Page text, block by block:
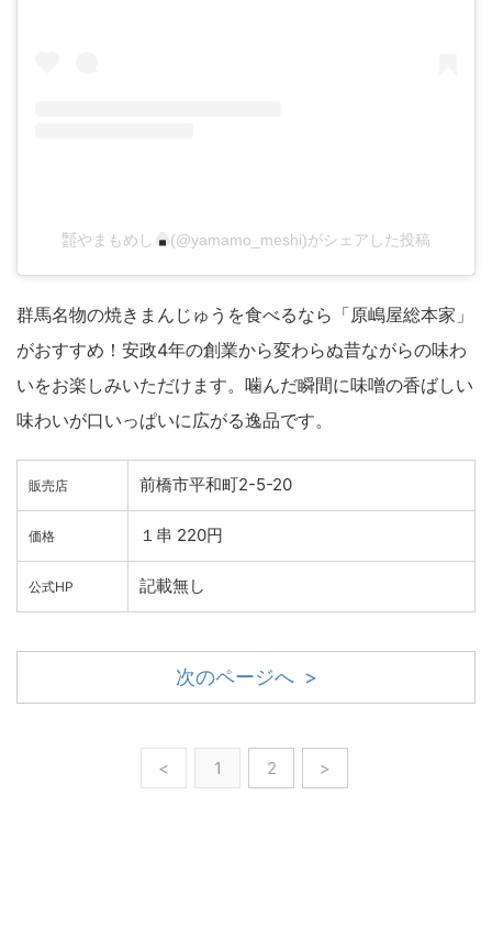
㍿やまもめし (@yamamo_meshi)がシェアした投稿
群馬名物の焼きまんじゅうを食べるなら「原嶋屋総本家」
がおすすめ！安政4年の創業から変わらぬ昔ながらの味わ
いをお楽しみいただけます。噛んだ瞬間に味噌の香ばしい
味わいが口いっぱいに広がる逸品です。
販売店 前橋市平和町2-5-20
価格 １串 220円
公式HP 記載無し
次のページへ >
< 1 2 >